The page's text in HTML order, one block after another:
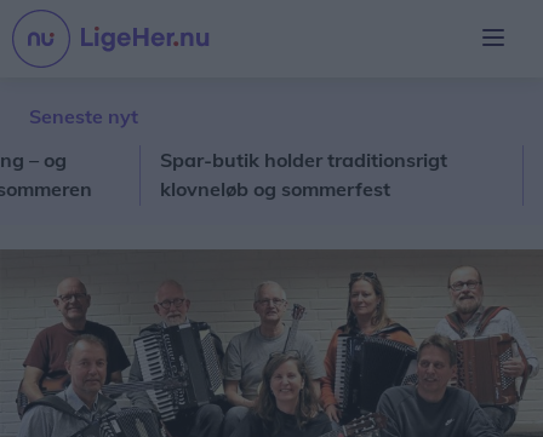
Seneste nyt
Spar-butik holder traditionsrigt
klovneløb og sommerfest